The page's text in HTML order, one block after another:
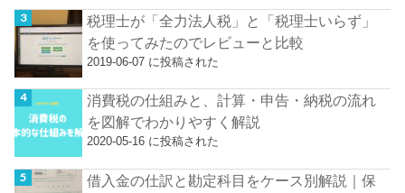
税理士が「全力法人税」と「税理士いらず」
を使ってみたのでレビューと比較
2019-06-07 に投稿された
消費税の仕組みと、計算・申告・納税の流れ
を図解でわかりやすく解説
2020-05-16 に投稿された
借入金の仕訳と勘定科目をケース別解説｜保